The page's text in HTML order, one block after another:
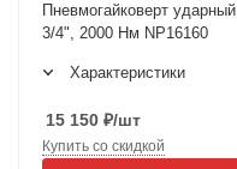
Пневмогайковерт ударный
3/4", 2000 Нм NP16160
Характеристики
15 150 ₽/шт
Купить со скидкой